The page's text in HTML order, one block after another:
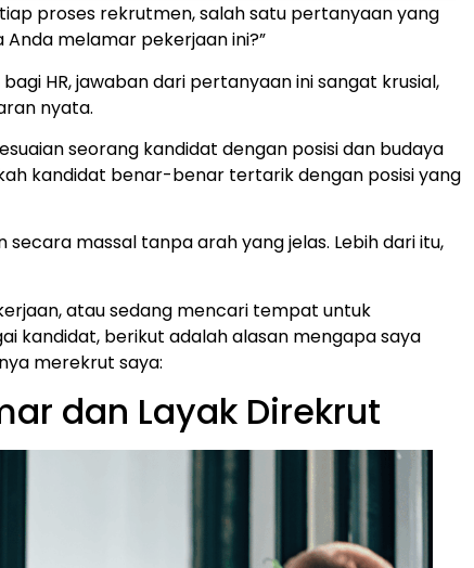
proses rekrutmen, salah satu pertanyaan yang
melamar pekerjaan ini?”
HR, jawaban dari pertanyaan ini sangat krusial,
nyata.
seorang kandidat dengan posisi dan budaya
kandidat benar-benar tertarik dengan posisi yang
massal tanpa arah yang jelas. Lebih dari itu,
atau sedang mencari tempat untuk
kandidat, berikut adalah alasan mengapa saya
merekrut saya:
dan Layak Direkrut